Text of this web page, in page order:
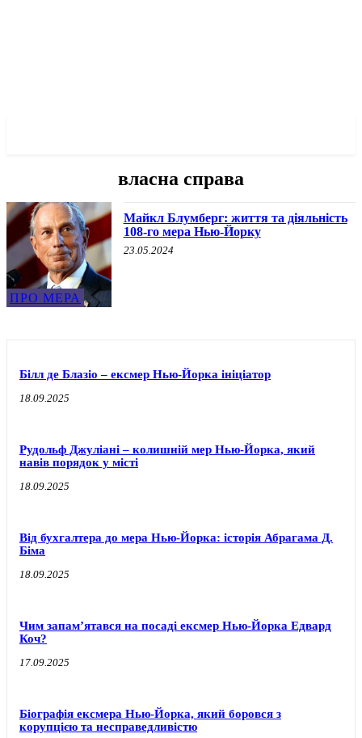
власна справа
ПРО МЕРА
Майкл Блумберг: життя та діяльність
108-го мера Нью-Йорку
23.05.2024
Білл де Блазіо – ексмер Нью-Йорка ініціатор
18.09.2025
Рудольф Джуліані – колишній мер Нью-Йорка, який
навів порядок у місті
18.09.2025
Від бухгалтера до мера Нью-Йорка: історія Абрагама Д.
Біма
18.09.2025
Чим запам’ятався на посаді ексмер Нью-Йорка Едвард
Коч?
17.09.2025
Біографія ексмера Нью-Йорка, який боровся з
корупцією та несправедливістю